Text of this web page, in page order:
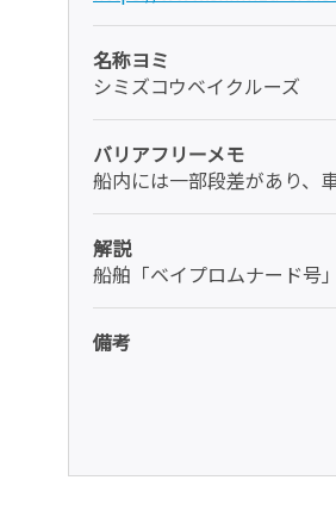
名称ヨミ
シミズコウベイクルーズ
バリアフリーメモ
船内には一部段差があり、
解説
船舶「ベイプロムナード号
備考